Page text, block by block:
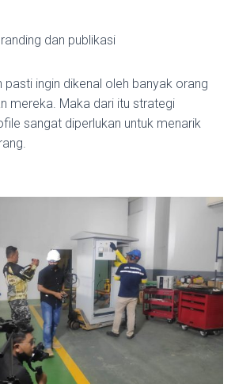
dan publikasi
pasti ingin dikenal oleh banyak orang
mereka. Maka dari itu strategi
sangat diperlukan untuk menarik